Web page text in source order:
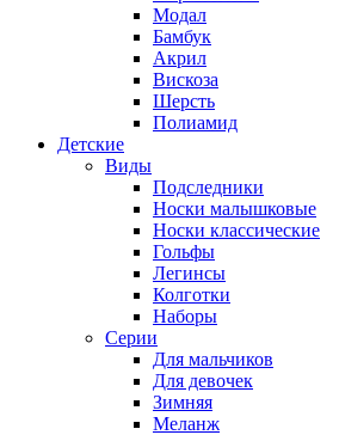
Модал
Бамбук
Акрил
Вискоза
Шерсть
Полиамид
Детские
Виды
Подследники
Носки малышковые
Носки классические
Гольфы
Легинсы
Колготки
Наборы
Серии
Для мальчиков
Для девочек
Зимняя
Меланж